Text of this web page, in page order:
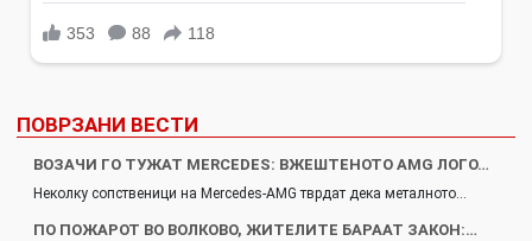
ПОВРЗАНИ ВЕСТИ
ВОЗАЧИ ГО ТУЖАТ MERCEDES: ВЖЕШТЕНОТО AMG ЛОГО…
Неколку сопственици на Mercedes-AMG тврдат дека металното…
ПО ПОЖАРОТ ВО ВОЛКОВО, ЖИТЕЛИТЕ БАРААТ ЗАКОН:…